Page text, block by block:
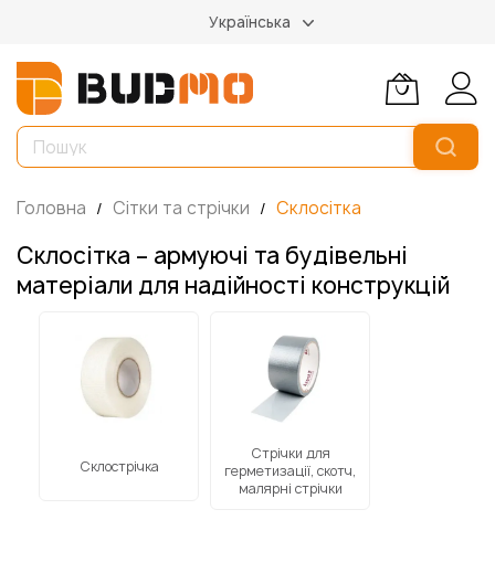
Українська
Головна Сітки та стрічки Склосітка
Склосітка – армуючі та будівельні
матеріали для надійності конструкцій
Склострічка
Стрічки для
герметизації, скотч,
малярні стрічки